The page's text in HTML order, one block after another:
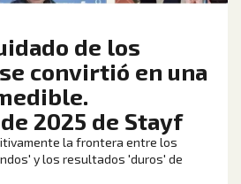
de los
convirtió en una
2025 de Stayf
la frontera entre los
y los resultados 'duros' de